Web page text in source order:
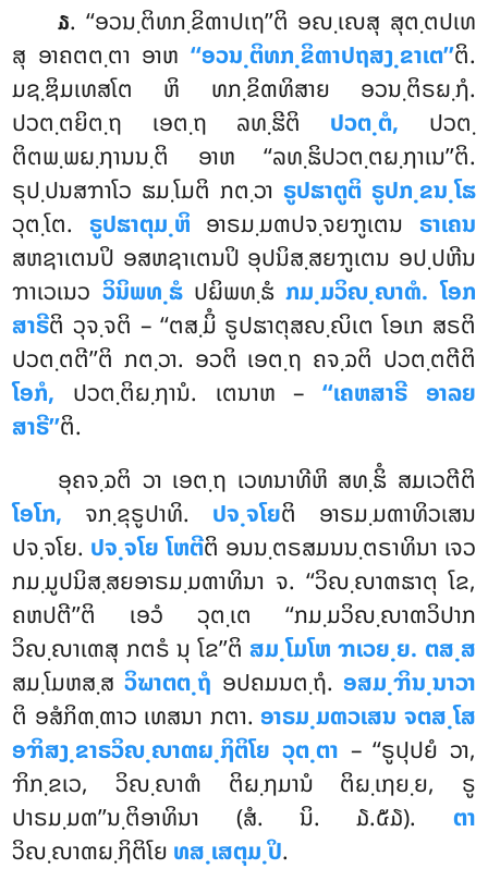
໓. ‘‘ອວນ຺ຕິທກ຺ຂິຓາປເຖ’’ຕິ ອຎ຺ເຎສຸ ສຸຕ຺ຕປເທ
ສຸ ອາຄຕຕ຺ຕາ ອາຫ ‘‘ອວນ຺ຕິທກ຺ຂິຓາປຖສງ຺ຂາເຕ’’ຕິ.
ມຊ຺ຌິມເທສໂຕ ຫິ ທກ຺ຂິຓທິສາຍ ອວນ຺ຕິຣຏ຺ຐໍ.
ປວຕ຺ຕຍິຕ຺ຖ ເອຕ຺ຖ ລທ຺ຘີຕິ ປວຕ຺ຕໍ, ປວຕ຺
ຕິຕພ຺ພຏ຺ຐານນ຺ຕິ ອາຫ ‘‘ລທ຺ຘິປວຕ຺ຕຏ຺ຐາເນ’’ຕິ.
ຣຸປ຺ປນສຠາໂວ ຘມ຺ໂມຕິ ກຕ຺ວາ ຣູປຘາຕູຕິ ຣູປກ຺ຂນ຺ໂຘ
ວຸຕ຺ໂຕ. ຣູປຘາຕຸມ຺ຫິ ອາຣມ຺ມຓປຈ຺ຈຍຠູເຕນ ຣາເຄນ
ສຫຊາເຕນປິ ອສຫຊາເຕນປິ ອຸປນິສ຺ສຍຠູເຕນ ອປ຺ປຫີນ
ຠາເວເນວ ວິນິພທ຺ຘໍປຏິພທ຺ຘໍກມ຺ມວິຎ຺ຎາຓໍ. ໂອກ
ສາຣີຕິ ວຸຈ຺ຈຕິ – ‘‘ຕສ຺ມິໍ ຣູປຘາຕຸສຎ຺ຎິເຕ ໂອເກ ສຣຕິ
ປວຕ຺ຕຕີ’’ຕິ ກຕ຺ວາ. ອວຕິ ເອຕ຺ຖ ຄຈ຺ຉຕິ ປວຕ຺ຕຕີຕິ
ໂອກໍ, ປວຕ຺ຕິຏ຺ຐານໍ. ເຕນາຫ –‘‘ເຄຫສາຣີ ອາລຍ
ສາຣີ’’ຕິ.
ອຸຄຈ຺ຉຕິ ວາ ເອຕ຺ຖ ເວທນາທີຫິ ສທ຺ຘິໍ ສມເວຕີຕິ
ໂອໂກ, ຈກ຺ຂຸຣູປາທິ. ປຈ຺ຈໂຍຕິ ອາຣມ຺ມຓາທິວເສນ
ປຈ຺ຈໂຍ. ປຈ຺ຈໂຍ ໂຫຕີຕິ ອນນ຺ຕຣສມນນ຺ຕຣາທິນາ ເຈວ
ກມ຺ມູປນິສ຺ສຍອາຣມ຺ມຓາທິນາ ຈ. ‘‘ວິຎ຺ຎາຓຘາຕຸ ໂຂ,
ຄຫປຕີ’’ຕິ ເອວໍ ວຸຕ຺ເຕ ‘‘ກມ຺ມວິຎ຺ຎາຓວິປາກ
ວິຎ຺ຎາເຓສຸ ກຕຣໍ ນຸ ໂຂ’’ຕິ ສມ຺ໂມໂຫ ຠເວຍ຺ຍ. ຕສ຺ສ
ສມ຺ໂມຫສ຺ສວິຆາຕຕ຺ຖໍ ອປຄມນຕ຺ຖໍ. ອສມ຺ຠິນ຺ນາວາ
ຕິ ອສໍກິຓ຺ຓາວ ເທສນາ ກຕາ. ອາຣມ຺ມຓວເສນ ຈຕສ຺ໂສ
ອຠິສງ຺ຂາຣວິຎ຺ຎາຓຏ຺ຐິຕິໂຍ ວຸຕ຺ຕາ – ‘‘ຣູປຸປຍໍ ວາ,
ຠິກ຺ຂເວ, ວິຎ຺ຎາຓໍ ຕິຏ຺ຐມານໍ ຕິຏ຺ເຐຍ຺ຍ, ຣູ
ປາຣມ຺ມຓ’’ນ຺ຕິອາທິນາ (ສໍ. ນິ. ໓.໕໓). ຕາ
ວິຎ຺ຎາຓຏ຺ຐິຕິໂຍ ທສ຺ເສຕຸມ຺ປິ.